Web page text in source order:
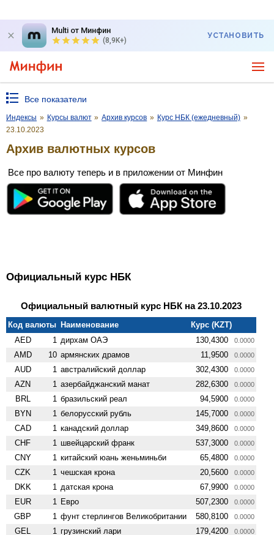
Multi от Минфин
(8,9K+)
УСТАНОВИТЬ
Все показатели
Индексы » Курсы валют » Архив курсов » Курс НБК (ежедневный) »
23.10.2023
Архив валютных курсов
Все про валюту теперь и в приложении от Минфин
Официальный курс НБК
Официальный валютный курс НБК на 23.10.2023
Код валюты Наименование
Курс (KZT)
AED
1 дирхам ОАЭ 130,4300 0.0000
AMD 10 армянских драмов 11,9500 0.0000
AUD 1 австралийский доллар 302,4300 0.0000
AZN 1 азербайджанский манат 282,6300 0.0000
BRL 1 бразильский реал 94,5900 0.0000
BYN 1 белорусский рубль 145,7000 0.0000
CAD 1 канадский доллар 349,8600 0.0000
CHF 1 швейцарский франк 537,3000 0.0000
CNY 1 китайский юань женьминьби 65,4800 0.0000
CZK 1 чешская крона 20,5600 0.0000
DKK 1 датская крона 67,9900 0.0000
EUR 1 Евро 507,2300 0.0000
GBP 1 фунт стерлингов Велико­британии 580,8100 0.0000
GEL 1 грузинский лари 179,4200 0.0000